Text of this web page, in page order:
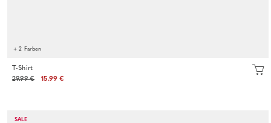
+ 2 Farben
T-Shirt
29.99 €
15.99 €
SALE